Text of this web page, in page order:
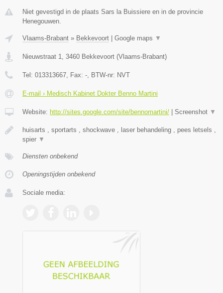
Niet gevestigd in de plaats Sars la Buissiere en in de provincie
Henegouwen.
Vlaams-Brabant » Bekkevoort Google maps ▼
Nieuwstraat 1 3460 Bekkevoort (Vlaams-Brabant)
Tel: 013313667 , Fax: - , BTW-nr: NVT
E-mail › Medisch Kabinet Dokter Benno Martini
Website: http://sites.google.com/site/bennomartini/ Screenshot ▼
huisarts , sportarts , shockwave , laser behandeling , pees letsels ,
spier ▼
Diensten onbekend
Openingstijden onbekend
Sociale media: